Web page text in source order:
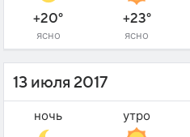
+20°
ясно
+23°
ясно
13 июля 2017
ночь утро